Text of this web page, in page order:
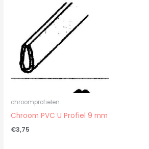
chroomprofielen
Chroom PVC U Profiel 9 mm
€3,75